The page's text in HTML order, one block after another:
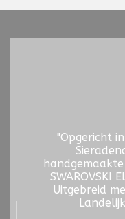
"Opgericht
SWAROVSKI
Uitgebreid